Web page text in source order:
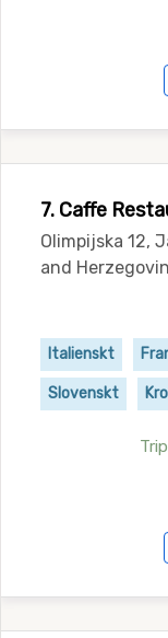
7. Caffe
Olimpijska 12,
and
Italienskt
Slovenskt